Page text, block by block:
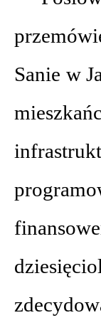
Sanie w